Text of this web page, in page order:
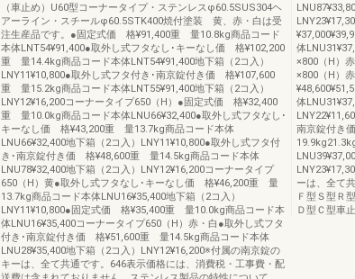
（車止め）U60型コーナータイプ・ステンレスφ60.5SUS304ヘ
アーライン・スチールφ60.5STK400焼付塗装 黄、赤・白は受
注生産品です。●固定式価 格¥91,400重 量10.8kg商品コード
本体LNT54¥91,400●取外し式フタなし･キーなし価 格¥102,200
重 量14.4kg商品コード本体LNT54¥91,400地下箱（2コ入）
LNY11¥10,800●取外し式フタ付き･南京錠付き価 格¥107,600
重 量15.2kg商品コード本体LNT55¥91,400地下箱（2コ入）
LNY12¥16,200コーナータイプ650（H）●固定式価 格¥32,400
重 量10.0kg商品コード本体LNU66¥32,400●取外し式フタなし･
キーなし価 格¥43,200重 量13.7kg商品コード本体
LNU66¥32,400地下箱（2コ入）LNY11¥10,800●取外し式フタ付
き･南京錠付き価 格¥48,600重 量14.5kg商品コード本体
LNU78¥32,400地下箱（2コ入）LNY12¥16,200コーナータイプ
650（H）黄●取外し式フタなし･キーなし価 格¥46,200重 量
13.7kg商品コード本体LNU16¥35,400地下箱（2コ入）
LNY11¥10,800●固定式価 格¥35,400重 量10.0kg商品コード本
体LNU16¥35,400コーナータイプ650（H）赤・白●取外し式フタ
付き･南京錠付き価 格¥51,600重 量14.5kg商品コード本体
LNU28¥35,400地下箱（2コ入）LNY12¥16,200※付属の南京錠の
キーは、全て共通です。646表示価格には、消費税・工事費・配
体
×800（H）
×800（H）
体
南京錠付き
ーは、全て
Ｆ型Ｓ型Ｒ
Ｄ型Ｃ型車